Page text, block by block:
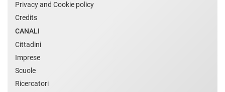
Privacy and Cookie policy
Credits
CANALI
Cittadini
Imprese
Scuole
Ricercatori